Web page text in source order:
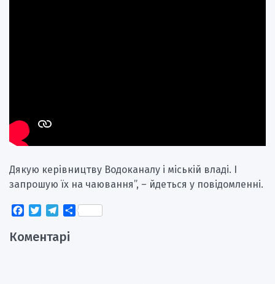
Дякую керівництву Водоканалу і міській владі. І
запрошую їх на чаювання”, – йдеться у повідомленні.
Facebook
TwitterTelegram
Поділитися
Коментарі